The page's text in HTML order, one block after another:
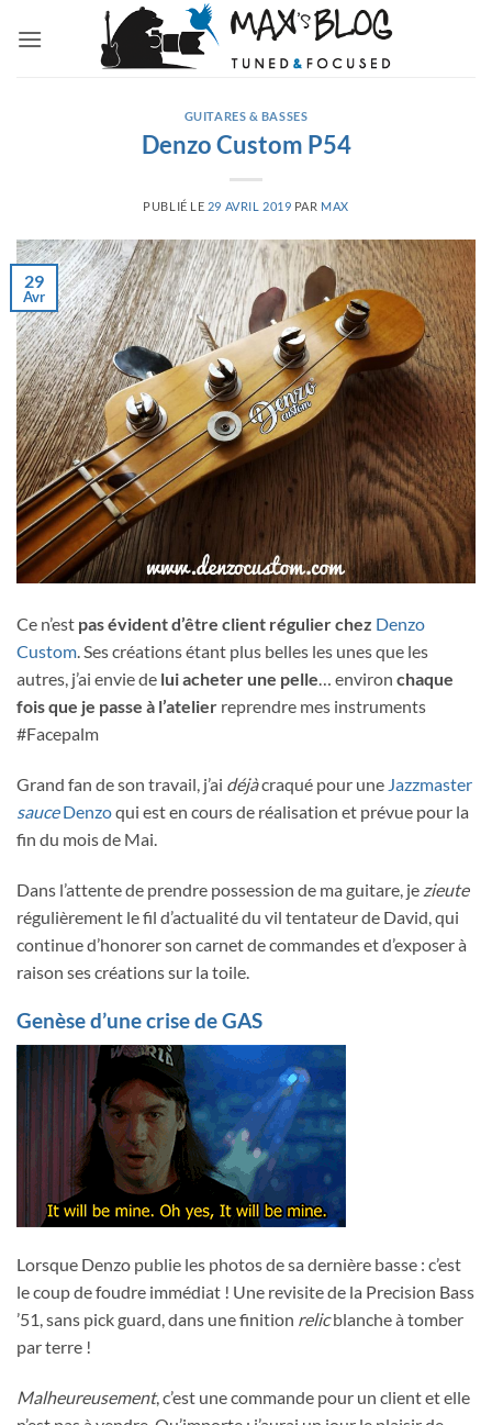
GUITARES & BASSES
Denzo Custom P54
PUBLIÉ LE 29 AVRIL 2019 PAR MAX
29
Avr
Ce n’est pas évident d’être client régulier chez Denzo
Custom. Ses créations étant plus belles les unes que les
autres, j’ai envie de lui acheter une pelle… environ chaque
fois que je passe à l’atelier reprendre mes instruments
#Facepalm
Grand fan de son travail, j’ai déjàcraqué pour une Jazzmaster
sauceDenzoqui est en cours de réalisation et prévue pour la
fin du mois de Mai.
Dans l’attente de prendre possession de ma guitare, je zieute
régulièrement le fil d’actualité du vil tentateur de David, qui
continue d’honorer son carnet de commandes et d’exposer à
raison ses créations sur la toile.
Genèse d’une crise de GAS
Lorsque Denzo publie les photos de sa dernière basse : c’est
le coup de foudre immédiat ! Une revisite de la Precision Bass
’51, sans pick guard, dans une finition relicblanche à tomber
par terre !
Malheureusement, c’est une commande pour un client et elle